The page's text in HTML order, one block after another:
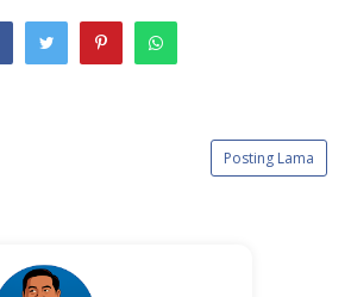
Posting Lama